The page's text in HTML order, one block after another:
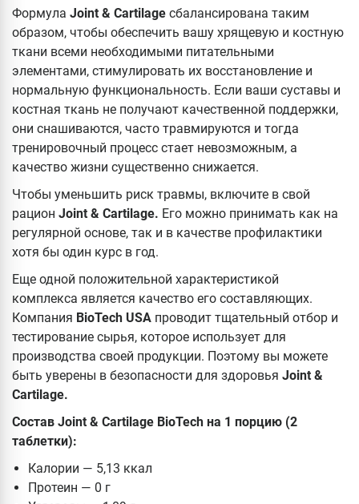
Формула Joint & Cartilage сбалансирована таким
образом, чтобы обеспечить вашу хрящевую и костную
ткани всеми необходимыми питательными
элементами, стимулировать их восстановление и
нормальную функциональность. Если ваши суставы и
костная ткань не получают качественной поддержки,
они снашиваются, часто травмируются и тогда
тренировочный процесс стает невозможным, а
качество жизни существенно снижается.
Чтобы уменьшить риск травмы, включите в свой
рацион Joint & Cartilage. Его можно принимать как на
регулярной основе, так и в качестве профилактики
хотя бы один курс в год.
Еще одной положительной характеристикой
комплекса является качество его составляющих.
Компания BioTech USA проводит тщательный отбор и
тестирование сырья, которое использует для
производства своей продукции. Поэтому вы можете
быть уверены в безопасности для здоровья Joint &
Cartilage.
Состав Joint & Cartilage BioTech на 1 порцию (2
таблетки):
Калории — 5,13 ккал
Протеин — 0 г